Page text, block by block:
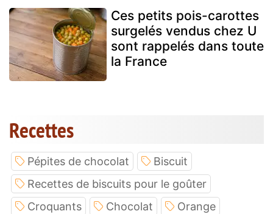
Ces petits pois-carottes
surgelés vendus chez U
sont rappelés dans toute
la France
Recettes
Pépites de chocolat
Biscuit
Recettes de biscuits pour le goûter
Croquants
Chocolat
Orange